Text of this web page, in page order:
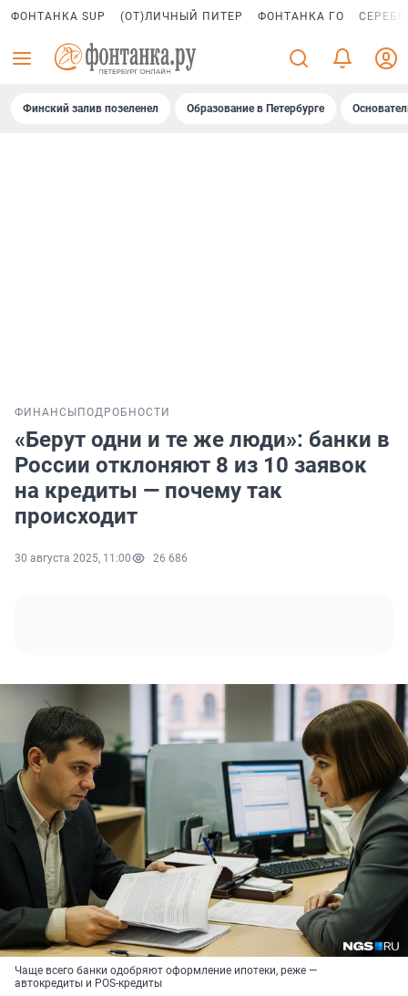
ФОНТАНКА SUP (ОТ)ЛИЧНЫЙ ПИТЕР ФОНТАНКА ГО
Финский залив позеленел Образование в Петербурге
ФИНАНСЫ ПОДРОБНОСТИ
«Берут одни и те же люди»: банки в
России отклоняют 8 из 10 заявок
на кредиты — почему так
происходит
30 августа 2025, 11:00 26 686
Чаще всего банки одобряют оформление ипотеки, реже —
автокредиты и POS-кредиты